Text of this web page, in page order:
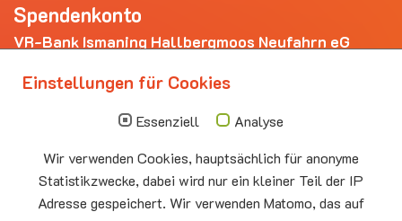
Spendenkonto
VR-Bank Ismaning Hallbergmoos Neufahrn eG
Die nächsten Termine
10.00 - 11.00
Auferstehungskirche Neufahrn
Montag
15.00 - 17.00
Einstellungen für Cookies
Essenziell
Analyse
Wir verwenden Cookies, hauptsächlich für anonyme
Statistikzwecke, dabei wird nur ein kleiner Teil der IP
Adresse gespeichert. Wir verwenden Matomo, das auf